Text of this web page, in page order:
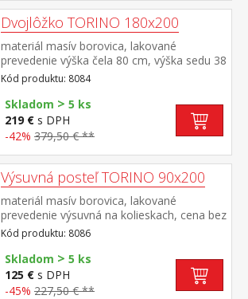
Dvojlôžko TORINO 180x200
materiál masív borovica, lakované
prevedenie výška čela 80 cm, výška sedu 38
cm, cena bez roštu a matraca minimálna
odporúčaná výška matraca 15
cm odporúčaný rozmer matraca 180 × 200
cm alebo 2 kusy 90 × 200 cm a rošt R4
alebo 2 kusy R1 odporúčaná nosnosť do
120 kg na každej polovici postele
Kód produktu: 8084
Skladom > 5 ks
219 € s DPH
-42% 379,50 € **
Výsuvná posteľ TORINO 90x200
materiál masív borovica, lakované
prevedenie výsuvná na kolieskach, cena bez
matraca maximálna odporúčaná výška
matraca 14 cm odporúčaný rozmer
matraca 90 × 200 cm vhodná ako výsuvná
prísteľka k pohovke TORINO 8085 alebo k
jednolôžku JANA ID30400225
Kód produktu: 8086
Skladom > 5 ks
125 € s DPH
-45% 227,50 € **